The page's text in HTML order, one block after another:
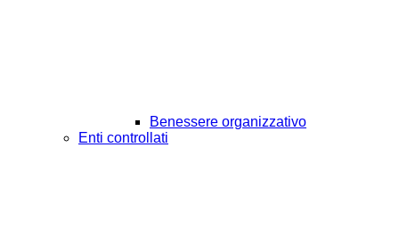
Benessere organizzativo
Enti controllati